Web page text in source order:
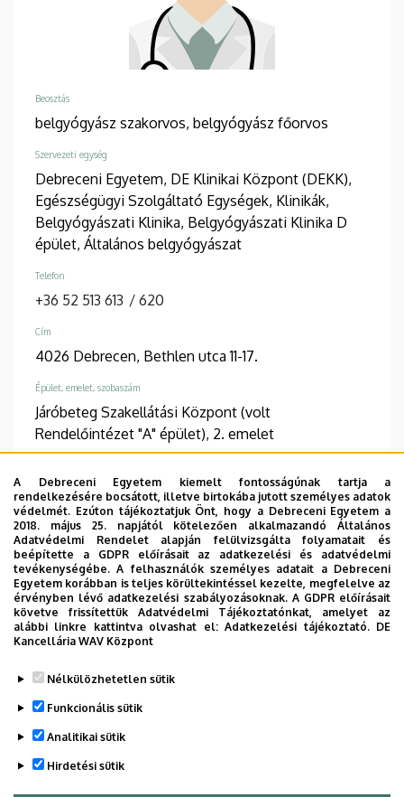
A Debreceni Egyetem kiemelt fontosságúnak tartja a
rendelkezésére bocsátott, illetve birtokába jutott személyes adatok
védelmét. Ezúton tájékoztatjuk Önt, hogy a Debreceni Egyetem a
2018. május 25. napjától kötelezően alkalmazandó Általános
Adatvédelmi Rendelet alapján felülvizsgálta folyamatait és
beépítette a GDPR előírásait az adatkezelési és adatvédelmi
tevékenységébe. A felhasználók személyes adatait a Debreceni
Egyetem korábban is teljes körültekintéssel kezelte, megfelelve az
érvényben lévő adatkezelési szabályozásoknak. A GDPR előírásait
követve frissítettük Adatvédelmi Tájékoztatónkat, amelyet az
alábbi linkre kattintva olvashat el:Adatkezelési tájékoztató. DE
Kancellária WAV Központ
Nélkülözhetetlen sütik
Funkcionális sütik
Analitikai sütik
Hirdetési sütik
Beosztás
belgyógyász szakorvos, belgyógyász főorvos
Szervezeti egység
Debreceni Egyetem, DE Klinikai Központ (DEKK),
Egészségügyi Szolgáltató Egységek, Klinikák,
Belgyógyászati Klinika, Belgyógyászati Klinika D
épület, Általános belgyógyászat
Telefon
+36 52 513 613 / 620
Cím
4026 Debrecen, Bethlen utca 11-17.
Épület, emelet, szobaszám
Járóbeteg Szakellátási Központ (volt
Rendelőintézet "A" épület), 2. emelet
Információk
Végzettség
általános orvos
Szakvizsga
belgyógyászat
Beszélt nyelvek
angol